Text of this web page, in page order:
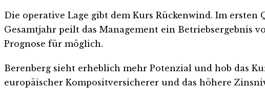
Die operative Lage gibt dem Kurs Rückenwind. Im
Gesamtjahr peilt das Management ein Betriebsergebnis
Prognose für möglich.
Berenberg sieht erheblich mehr Potenzial und hob das
europäischer Kompositversicherer und das höhere